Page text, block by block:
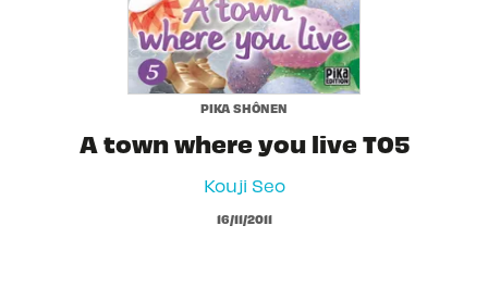
PIKA SHÔNEN
A town where you live T05
Kouji Seo
16/11/2011